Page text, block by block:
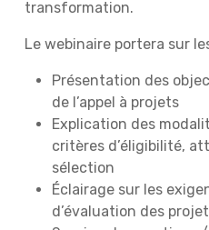
transformation.
Le webinaire portera sur
Présentation des
de l’appel à projets
Explication des
critères d’éligibilité,
sélection
Éclairage sur les
d’évaluation des